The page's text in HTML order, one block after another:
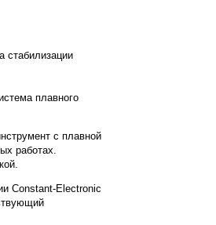
стабилизации
плавного
с плавной
работах.
Constant-Electronic